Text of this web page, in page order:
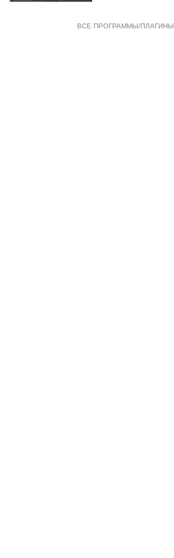
ВСЕ ПРОГРАММЫ/ПЛАГИНЫ